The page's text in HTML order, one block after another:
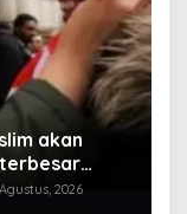
akan
2026